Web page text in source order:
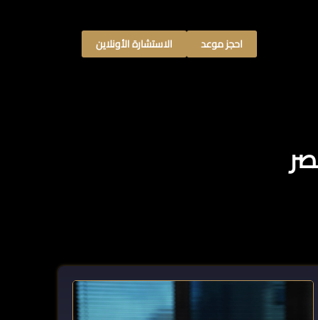
احجز موعد الاستشارة الأونلاين